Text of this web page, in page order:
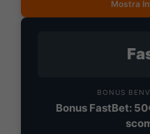
Mostra
BONUS
Bonus FastBet: